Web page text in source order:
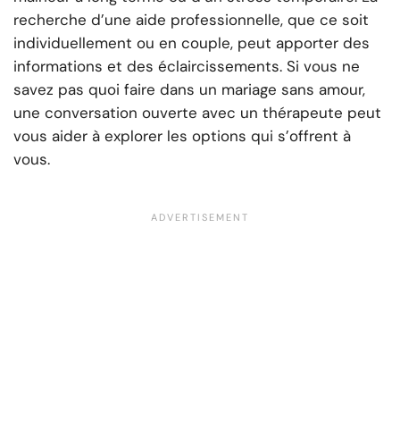
recherche d’une aide professionnelle, que ce soit
individuellement ou en couple, peut apporter des
informations et des éclaircissements. Si vous ne
savez pas quoi faire dans un mariage sans amour,
une conversation ouverte avec un thérapeute peut
vous aider à explorer les options qui s’offrent à
vous.